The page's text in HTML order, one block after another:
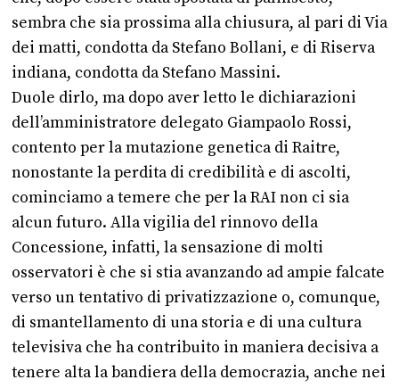
sembra che sia prossima alla chiusura, al pari di Via
dei matti, condotta da Stefano Bollani, e di Riserva
indiana, condotta da Stefano Massini.
Duole dirlo, ma dopo aver letto le dichiarazioni
dell’amministratore delegato Giampaolo Rossi,
contento per la mutazione genetica di Raitre,
nonostante la perdita di credibilità e di ascolti,
cominciamo a temere che per la RAI non ci sia
alcun futuro. Alla vigilia del rinnovo della
Concessione, infatti, la sensazione di molti
osservatori è che si stia avanzando ad ampie falcate
verso un tentativo di privatizzazione o, comunque,
di smantellamento di una storia e di una cultura
televisiva che ha contribuito in maniera decisiva a
tenere alta la bandiera della democrazia, anche nei